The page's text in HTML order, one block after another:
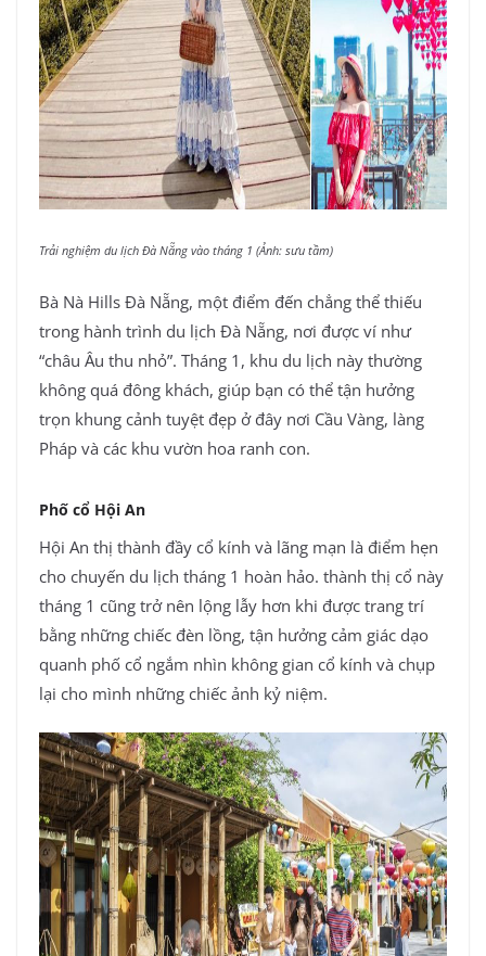
Trải nghiệm du lịch Đà Nẵng vào tháng 1 (Ảnh: sưu tầm)
Bà Nà Hills Đà Nẵng, một điểm đến chẳng thể thiếu
trong hành trình du lịch Đà Nẵng, nơi được ví như
“châu Âu thu nhỏ”. Tháng 1, khu du lịch này thường
không quá đông khách, giúp bạn có thể tận hưởng
trọn khung cảnh tuyệt đẹp ở đây nơi Cầu Vàng, làng
Pháp và các khu vườn hoa ranh con.
Phố cổ Hội An
Hội An thị thành đầy cổ kính và lãng mạn là điểm hẹn
cho chuyến du lịch tháng 1 hoàn hảo. thành thị cổ này
tháng 1 cũng trở nên lộng lẫy hơn khi được trang trí
bằng những chiếc đèn lồng, tận hưởng cảm giác dạo
quanh phố cổ ngắm nhìn không gian cổ kính và chụp
lại cho mình những chiếc ảnh kỷ niệm.